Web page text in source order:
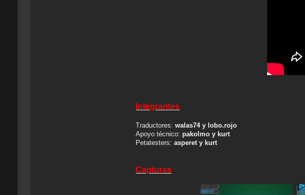
Integrantes
Traductores:walas74 y lobo.rojo
Apoyo técnico:pakolmo y kurt
Petatesters:asperet y kurt
Capturas